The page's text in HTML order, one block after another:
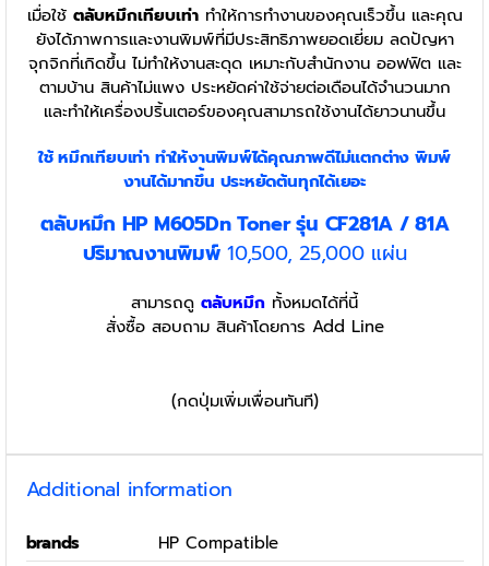
เมื่อใช้ ตลับหมึกเทียบเท่าทำให้การทำงานของคุณเร็วขึ้น และคุณ
ยังได้ภาพการและงานพิมพ์ที่มีประสิทธิภาพยอดเยี่ยม ลดปัญหา
จุกจิกที่เกิดขึ้น ไม่ทำให้งานสะดุด เหมาะกับสำนักงาน ออฟฟิต และ
ตามบ้าน สินค้าไม่แพง ประหยัดค่าใช้จ่ายต่อเดือนได้จำนวนมาก
และทำให้เครื่องปริ้นเตอร์ของคุณสามารถใช้งานได้ยาวนานขึ้น
ใช้ หมึกเทียบเท่า ทำให้งานพิมพ์ได้คุณภาพดีไม่แตกต่าง พิมพ์
งานได้มากขึ้น ประหยัดต้นทุกได้เยอะ
ตลับหมึก HP M605Dn Toner รุ่น CF281A / 81A
ปริมาณงานพิมพ์10,500, 25,000 แผ่น
สามารถดู ตลับหมึก ทั้งหมดได้ที่นี้
สั่งซื้อ สอบถาม สินค้าโดยการ Add Line
(กดปุ่มเพิ่มเพื่อนทันที)
Additional information
brands
HP Compatible